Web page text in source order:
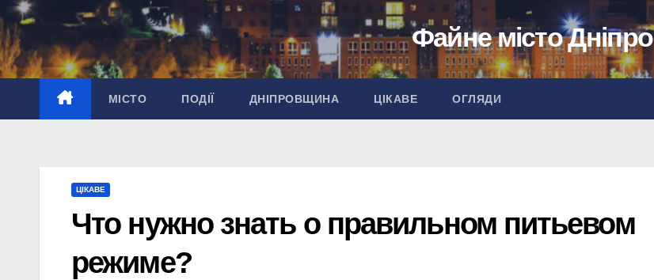
Перейти
до
вмісту
Файне місто Дніпро
МІСТО ПОДІЇ ДНІПРОВЩИНА ЦІКАВЕ ОГЛЯДИ
ЦІКАВЕ
Что нужно знать о правильном питьевом
режиме?